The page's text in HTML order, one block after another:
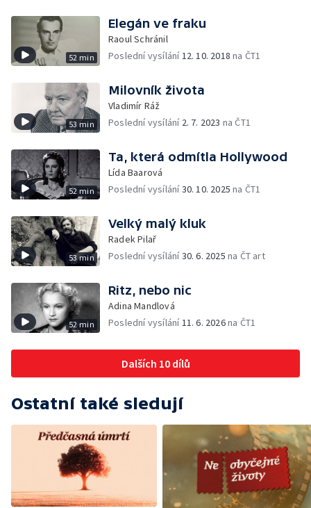
52 min
Elegán ve fraku
Raoul Schránil
Poslední vysílání12. 10. 2018 na ČT1
53 min
Milovník života
Vladimír Ráž
Poslední vysílání 2. 7. 2023 na ČT1
52 min
Ta, která odmítla Hollywood
Lída Baarová
Poslední vysílání30. 10. 2025 na ČT1
53 min
Velký malý kluk
Radek Pilař
Poslední vysílání30. 6. 2025 na ČT art
52 min
Ritz, nebo nic
Adina Mandlová
Poslední vysílání11. 6. 2026na ČT1
Dalších 10 dílů
Ostatní také sledují